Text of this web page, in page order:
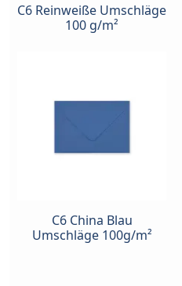
C6 Reinweiße Umschläge
100 g/m²
C6 China Blau
Umschläge 100g/m²